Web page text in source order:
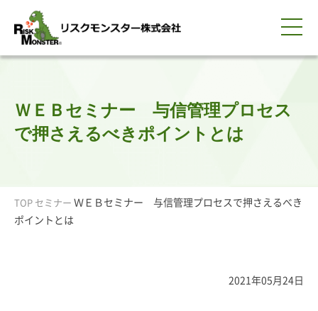
0120-259-440
会員ログイン
簡体中文
ENGLISH
ＷＥＢセミナー 与信管理プロセス
で押さえるべきポイントとは
TOP セミナー ＷＥＢセミナー 与信管理プロセスで押さえるべき
ポイントとは
2021年05月24日